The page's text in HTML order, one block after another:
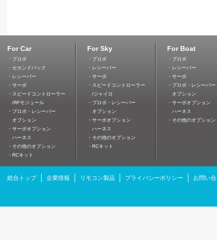
For Car
・プロポ
・セカンドパック
・レシーバー
・サーボ
・スピードコントローラー
/RFモジュール
・プロポ・レシーバー
オプション
・サーボオプション
ハーネス
・その他のオプション
・RCキット
For Sky
・プロポ
・レシーバー
・サーボ
・スピードコントローラー
/ジャイロ
・プロポ・レシーバー
オプション
・サーボオプション
ハーネス
・その他のオプション
・RCキット
For Boat
・プロポ
・レシーバー
・サーボ
・プロポ・レシーバー
オプション
・サーボオプション
ハーネス
・その他のオプション
総合トップ 企業情報 リモコン製品 プライバシーポリシー お問い